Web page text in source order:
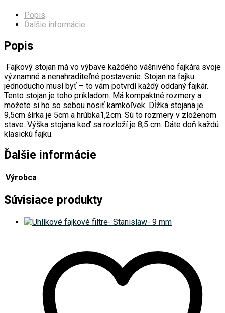
Popis
Ďalšie informácie
Popis
Fajkový stojan má vo výbave každého vášnivého fajkára svoje
významné a nenahraditeľné postavenie. Stojan na fajku
jednoducho musí byť – to vám potvrdí každý oddaný fajkár.
Tento stojan je toho príkladom. Má kompaktné rozmery a
možete si ho so sebou nosiť kamkoľvek. Dĺžka stojana je
9,5cm šírka je 5cm a hrúbka1,2cm. Sú to rozmery v zloženom
stave. Výška stojana keď sa rozloží je 8,5 cm. Dáte doň každú
klasickú fajku.
Ďalšie informácie
Výrobca
Súvisiace produkty